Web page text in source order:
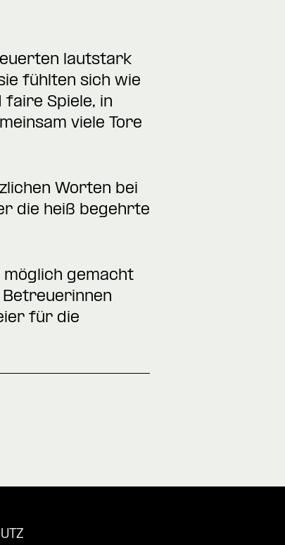
lautstark
fühlten sich wie
Spiele, in
viele Tore
Worten bei
die heiß begehrte
möglich gemacht
Betreuerinnen
für die